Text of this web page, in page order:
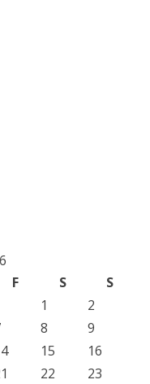
F S
S
1
2
8
9
15
16
22 23